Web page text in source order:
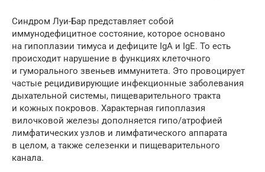
Синдром Луи-Бар представляет собой
иммунодефицитное состояние, которое основано
на гипоплазии тимуса и дефиците IgA и IgE. То есть
происходит нарушение в функциях клеточного
и гуморального звеньев иммунитета. Это провоцирует
частые рецидивирующие инфекционные заболевания
дыхательной системы, пищеварительного тракта
и кожных покровов. Характерная гипоплазия
вилочковой железы дополняется гипо/атрофией
лимфатических узлов и лимфатического аппарата
в целом, а также селезенки и пищеварительного
канала.